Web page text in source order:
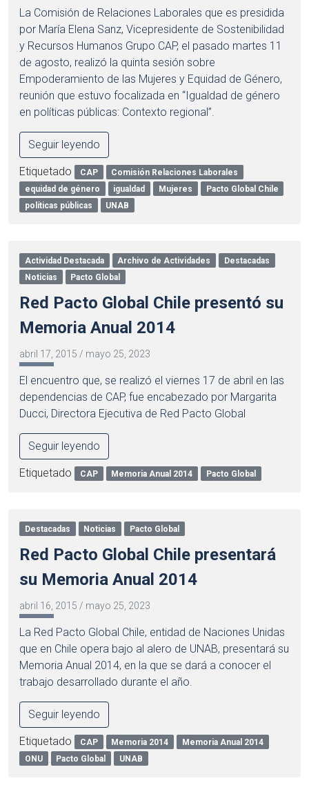
La Comisión de Relaciones Laborales que es presidida
por María Elena Sanz, Vicepresidente de Sostenibilidad
y Recursos Humanos Grupo CAP, el pasado martes 11
de agosto, realizó la quinta sesión sobre
Empoderamiento de las Mujeres y Equidad de Género,
reunión que estuvo focalizada en “Igualdad de género
en políticas públicas: Contexto regional”.
Seguir leyendo
Etiquetado CAP
Comisión Relaciones Laborales
equidad de género
igualdad Mujeres
Pacto Global Chile
políticas públicas
UNAB
Actividad Destacada Archivo de Actividades
Destacadas
Noticias
Pacto Global
Red Pacto Global Chile presentó su
Memoria Anual 2014
abril 17, 2015 / mayo 25, 2023
El encuentro que, se realizó el viernes 17 de abril en las
dependencias de CAP, fue encabezado por Margarita
Ducci, Directora Ejecutiva de Red Pacto Global
Seguir leyendo
Etiquetado CAP Memoria Anual 2014 Pacto Global
Destacadas Noticias Pacto Global
Red Pacto Global Chile presentará
su Memoria Anual 2014
abril 16, 2015 / mayo 25, 2023
La Red Pacto Global Chile, entidad de Naciones Unidas
que en Chile opera bajo al alero de UNAB, presentará su
Memoria Anual 2014, en la que se dará a conocer el
trabajo desarrollado durante el año.
Seguir leyendo
Etiquetado CAP Memoria 2014
Memoria Anual 2014
ONU
Pacto Global UNAB